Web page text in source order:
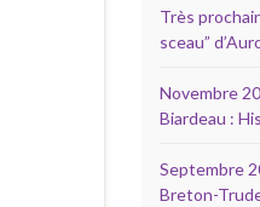
Très
sceau”
Novembre
Biardeau :
Septembre
Breton-